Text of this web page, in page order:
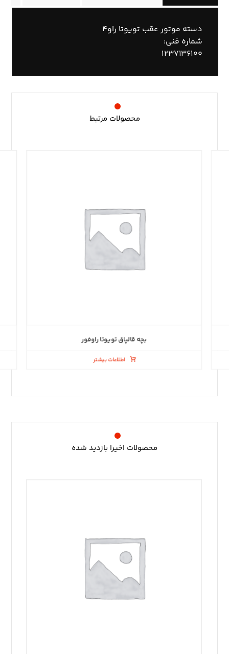
دسته موتور عقب تویوتا راو۴
شماره فنی:
۱۲۳۷۱۳۶۱۰۰
محصولات مرتبط
بچه قالپاق تویوتا راوفور
اطلاعات بیشتر
محصولات اخیرا بازدید شده